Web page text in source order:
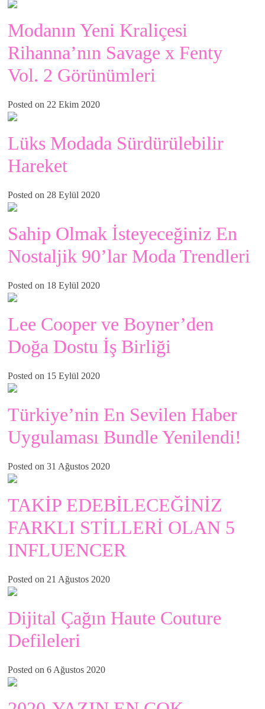
Modanın Yeni Kraliçesi
Rihanna’nın Savage x Fenty
Vol. 2 Görünümleri
Posted on 22 Ekim 2020
Lüks Modada Sürdürülebilir
Hareket
Posted on 28 Eylül 2020
Sahip Olmak İsteyeceğiniz En
Nostaljik 90’lar Moda Trendleri
Posted on 18 Eylül 2020
Lee Cooper ve Boyner’den
Doğa Dostu İş Birliği
Posted on 15 Eylül 2020
Türkiye’nin En Sevilen Haber
Uygulaması Bundle Yenilendi!
Posted on 31 Ağustos 2020
TAKİP EDEBİLECEĞİNİZ
FARKLI STİLLERİ OLAN 5
INFLUENCER
Posted on 21 Ağustos 2020
Dijital Çağın Haute Couture
Defileleri
Posted on 6 Ağustos 2020